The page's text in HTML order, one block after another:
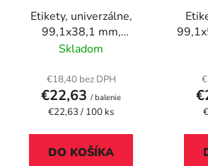
Etikety, univerzálne,
99,1x38,1 mm,
zaoblené rohy, APLI,
Skladom
€18,40 bez DPH
€22,63 / balenie
Jednotková
€22,63 / 100 ks
DO KOŠÍKA